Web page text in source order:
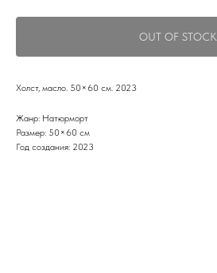
OUT OF STOCK
Холст, масло. 50×60 см. 2023
Жанр: Натюрморт
Размер: 50×60 см
Год создания: 2023